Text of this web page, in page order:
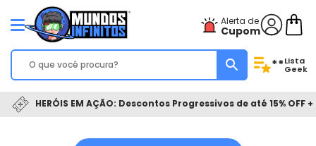
Alerta de
Cupom
**Lista
Geek
HERÓIS EM AÇÃO: Descontos Progressivos de até 15% OFF